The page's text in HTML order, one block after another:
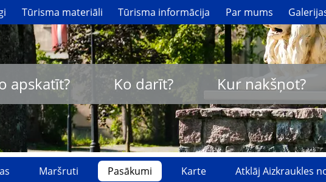
Tūrisma materiāli Tūrisma informācija Par mums
apskatīt? Ko darīt? Kur nakšņot?
Maršruti Pasākumi Karte Atklāj Aizkraukles